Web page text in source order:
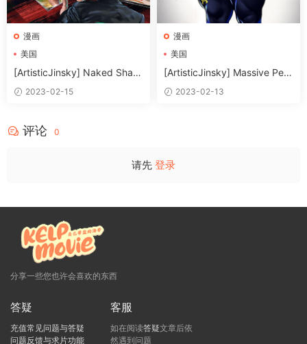
漫画
美国
[ArtisticJinsky] Naked Shab
u Shabu 4.89MB
2023-02-15
漫画
美国
[ArtisticJinsky] Massive Pec
s 3.23MB
2023-02-13
评论 0
请先 登录
分享一些您也许会喜欢的东西
答疑
充值常见问题与答疑
问题反馈与求片功能
客服
如在阅读答疑文章后依
然遇到问题